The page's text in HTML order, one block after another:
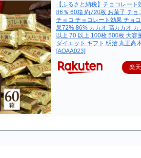
【ふるさと納税】チョコレート
86％ 60箱 約720枚 お菓子 チョ
チョコ チョコレート効果 チョ
果72% 86% カカオ 高カカオ カ
以上 70 以上 100枚 500枚 大容
ダイエット ギフト 明治 丸正高
[AOAA023]
楽